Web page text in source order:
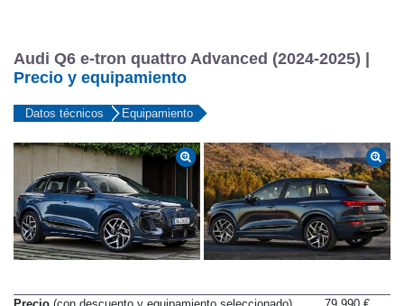
Audi Q6 e-tron quattro Advanced (2024-2025) |
Precio y equipamiento